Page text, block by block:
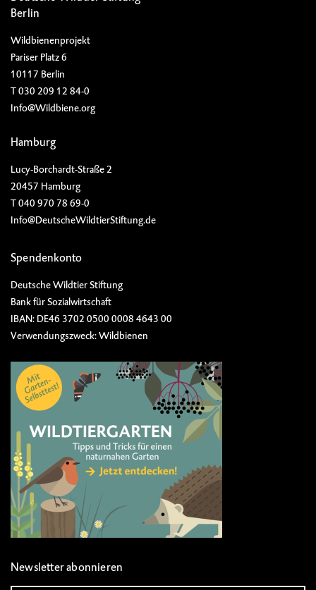
Berlin
Wildbienenprojekt
Pariser Platz 6
10117 Berlin
T 030 209 12 84-0
Info@Wildbiene.org
Hamburg
Lucy-Borchardt-Straße 2
20457 Hamburg
T 040 970 78 69-0
Info@DeutscheWildtierStiftung.de
Spendenkonto
Deutsche Wildtier Stiftung
Bank für Sozialwirtschaft
IBAN: DE46 3702 0500 0008 4643 00
Verwendungszweck: Wildbienen
Newsletter abonnieren